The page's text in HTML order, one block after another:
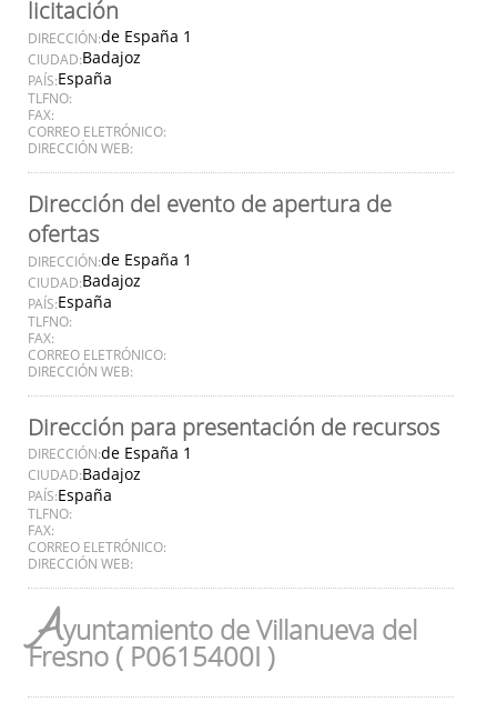
licitación
DIRECCIÓN:de España 1
CIUDAD:Badajoz
PAÍS:España
TLFNO:
FAX:
CORREO ELETRÓNICO:
DIRECCIÓN WEB:
Dirección del evento de apertura de
ofertas
DIRECCIÓN:de España 1
CIUDAD:Badajoz
PAÍS:España
TLFNO:
FAX:
CORREO ELETRÓNICO:
DIRECCIÓN WEB:
Dirección para presentación de recursos
DIRECCIÓN:de España 1
CIUDAD:Badajoz
PAÍS:España
TLFNO:
FAX:
CORREO ELETRÓNICO:
DIRECCIÓN WEB:
Ayuntamiento de Villanueva del
Fresno ( P0615400I )